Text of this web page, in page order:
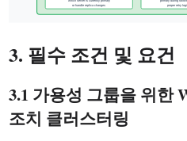
3. 필수 조건 및 요건
3.1 가용성 그룹을 위한
조치 클러스터링